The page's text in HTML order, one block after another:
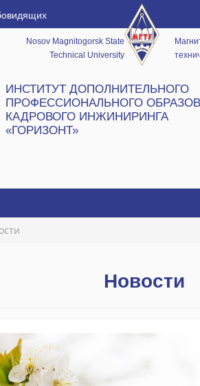
Nosov Magnitogorsk State
Technical University
ИНСТИТУТ ДОПОЛНИТЕЛЬНОГО
ПРОФЕССИОНАЛЬНОГО
КАДРОВОГО ИНЖИНИРИНГА
«ГОРИЗОНТ»
«Горизонт»
Новости